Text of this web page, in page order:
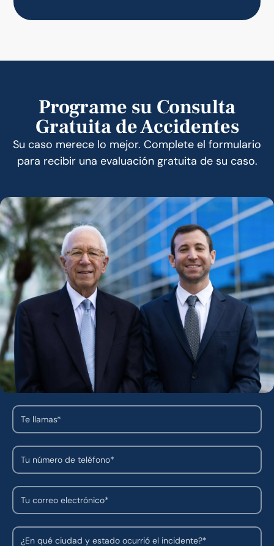
Programe su Consulta
Gratuita de Accidentes
Su caso merece lo mejor. Complete el formulario
para recibir una evaluación gratuita de su caso.